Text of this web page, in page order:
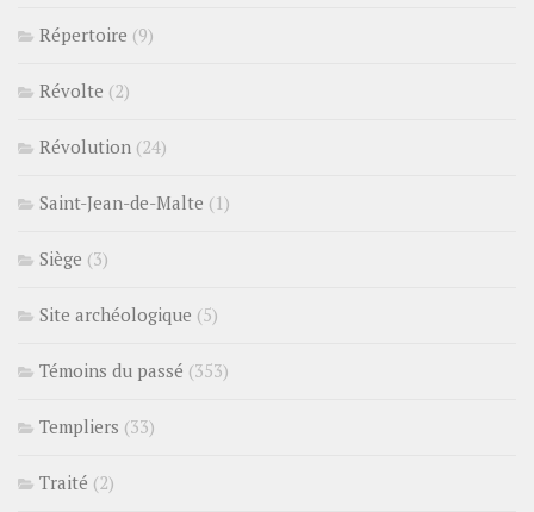
Répertoire (9)
Révolte (2)
Révolution (24)
Saint-Jean-de-Malte (1)
Siège (3)
Site archéologique (5)
Témoins du passé (353)
Templiers (33)
Traité (2)